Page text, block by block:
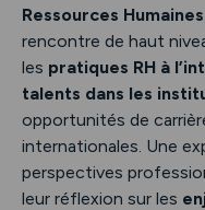
Ressources
rencontre de haut
les pratiques RH à
talents dans les
opportunités de
internationales. Une
perspectives
leur réflexion sur les